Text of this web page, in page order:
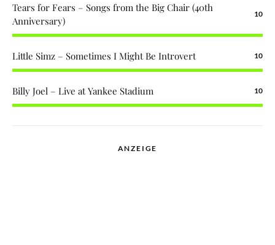
Tears for Fears – Songs from the Big Chair (40th
Anniversary)
10
Little Simz – Sometimes I Might Be Introvert 10
Billy Joel – Live at Yankee Stadium 10
ANZEIGE